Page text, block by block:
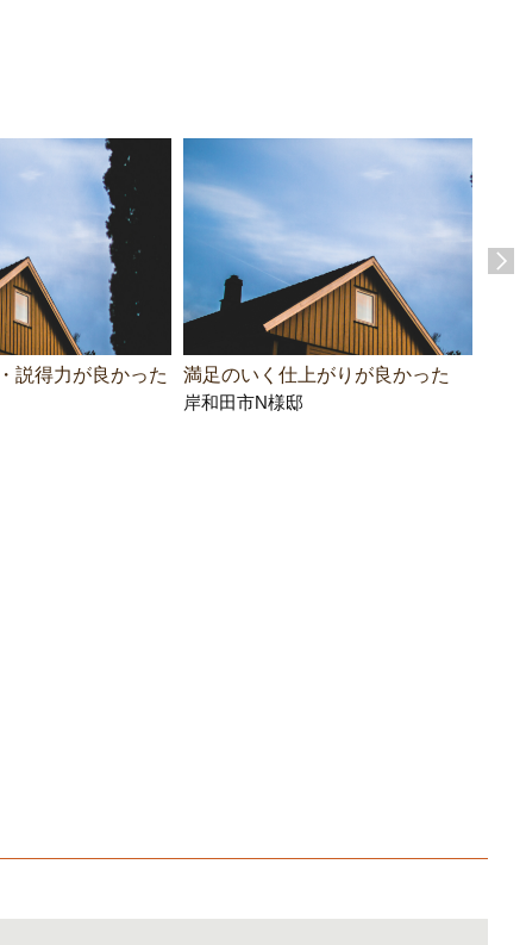
説得力が良かった
満足のいく仕上がりが良かった
岸和田市N様邸